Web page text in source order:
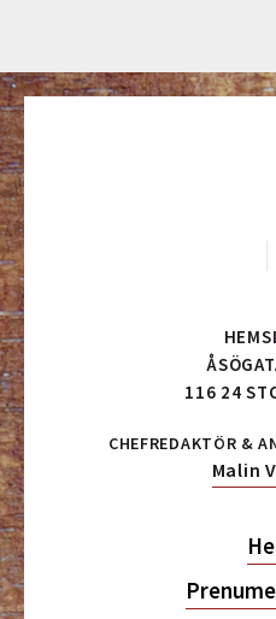
116 24
CHEFREDAKTÖR &
Malin